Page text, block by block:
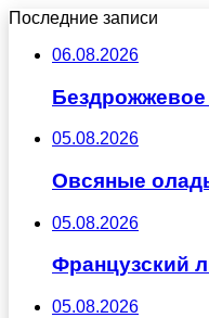
Последние записи
06.08.2026
05.08.2026
Овсяные
05.08.2026
Французский
05.08.2026